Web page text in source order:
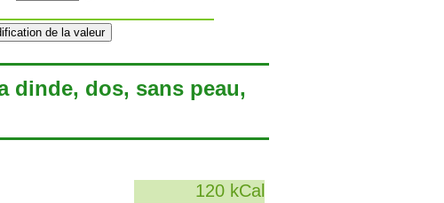
dinde, dos, sans peau,
120 kCal